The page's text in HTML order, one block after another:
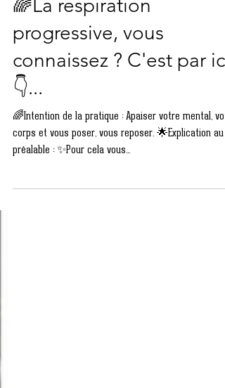
🌈La respiration
progressive, vous
connaissez ? C'est par ici
👇...
🌈Intention de la pratique : Apaiser votre mental, votre
corps et vous poser, vous reposer. 🌟Explication au